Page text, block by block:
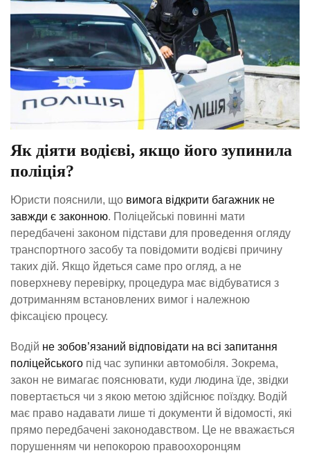
Як діяти водієві, якщо його зупинила
поліція?
Юристи пояснили, що вимога відкрити багажник не
завжди є законною. Поліцейські повинні мати
передбачені законом підстави для проведення огляду
транспортного засобу та повідомити водієві причину
таких дій. Якщо йдеться саме про огляд, а не
поверхневу перевірку, процедура має відбуватися з
дотриманням встановлених вимог і належною
фіксацією процесу.
Водій не зобов’язаний відповідати на всі запитання
поліцейського під час зупинки автомобіля. Зокрема,
закон не вимагає пояснювати, куди людина їде, звідки
повертається чи з якою метою здійснює поїздку. Водій
має право надавати лише ті документи й відомості, які
прямо передбачені законодавством. Це не вважається
порушенням чи непокорою правоохоронцям